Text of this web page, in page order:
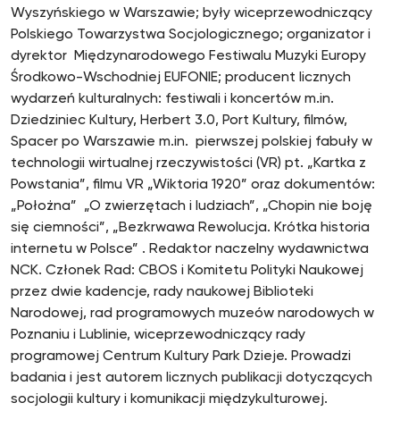
Wyszyńskiego w Warszawie; były wiceprzewodniczący
Polskiego Towarzystwa Socjologicznego; organizator i
dyrektor Międzynarodowego Festiwalu Muzyki Europy
Środkowo-Wschodniej EUFONIE; producent licznych
wydarzeń kulturalnych: festiwali i koncertów m.in.
Dziedziniec Kultury, Herbert 3.0, Port Kultury, filmów,
Spacer po Warszawie m.in. pierwszej polskiej fabuły w
technologii wirtualnej rzeczywistości (VR) pt. „Kartka z
Powstania”, filmu VR „Wiktoria 1920” oraz dokumentów:
„Położna” „O zwierzętach i ludziach”, „Chopin nie boję
się ciemności”, „Bezkrwawa Rewolucja. Krótka historia
internetu w Polsce” . Redaktor naczelny wydawnictwa
NCK. Członek Rad: CBOS i Komitetu Polityki Naukowej
przez dwie kadencje, rady naukowej Biblioteki
Narodowej, rad programowych muzeów narodowych w
Poznaniu i Lublinie, wiceprzewodniczący rady
programowej Centrum Kultury Park Dzieje. Prowadzi
badania i jest autorem licznych publikacji dotyczących
socjologii kultury i komunikacji międzykulturowej.